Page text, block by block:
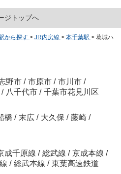
ジトップへ
から探す > JR内房線 > 本千葉駅 > 葛城ハ
野市 / 市原市 / 市川市 /
/ 八千代市 / 千葉市花見川区
橋 / 末広 / 大久保 / 藤崎 /
成千原線 / 総武線 / 京成本線 /
/ 総武本線 / 東葉高速鉄道